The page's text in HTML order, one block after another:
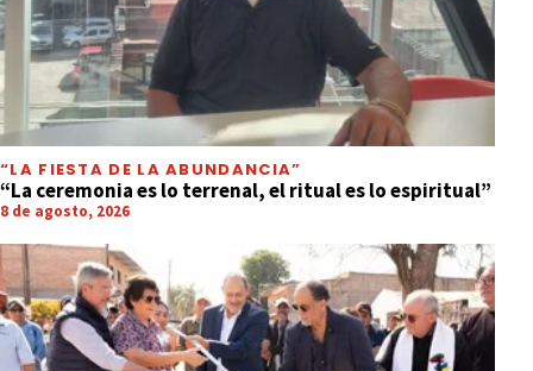
“LA FIESTA DE LA ABUNDANCIA”
“La ceremonia es lo terrenal, el ritual es lo espiritual”
8 de agosto, 2026